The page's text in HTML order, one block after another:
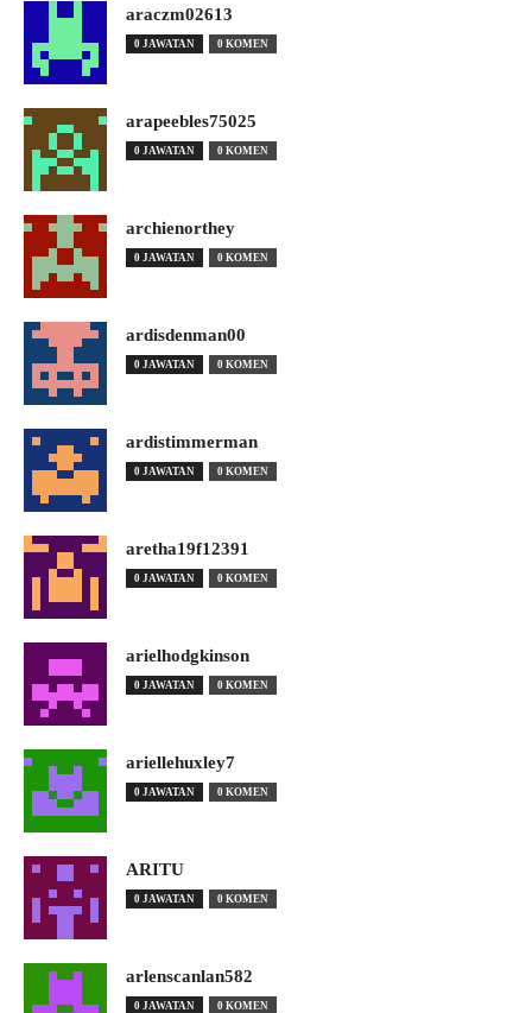
araczm02613
0 JAWATAN 0 KOMEN
arapeebles75025
0 JAWATAN 0 KOMEN
archienorthey
0 JAWATAN 0 KOMEN
ardisdenman00
0 JAWATAN 0 KOMEN
ardistimmerman
0 JAWATAN 0 KOMEN
aretha19f12391
0 JAWATAN 0 KOMEN
arielhodgkinson
0 JAWATAN 0 KOMEN
ariellehuxley7
0 JAWATAN 0 KOMEN
ARITU
0 JAWATAN 0 KOMEN
arlenscanlan582
0 JAWATAN 0 KOMEN